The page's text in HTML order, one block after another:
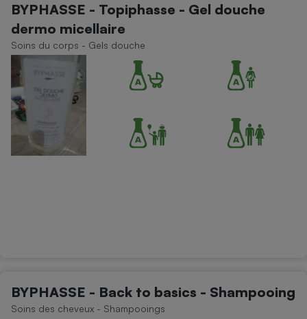
BYPHASSE - Topiphasse - Gel douche
dermo micellaire
Soins du corps - Gels douche
BYPHASSE - Back to basics - Shampooing
Soins des cheveux - Shampooings